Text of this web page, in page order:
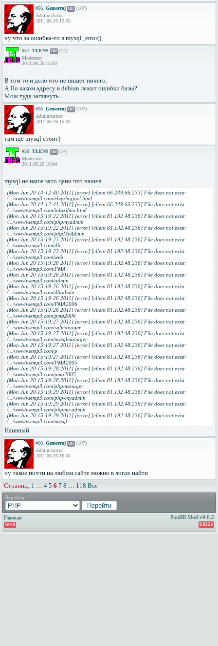
#56. Gemorroj Off (107)
Administrator
2011.06.26 15:03
ну что за ошибка-то в mysql_error()
#57. TLENS Off (14)
Moderator
2011.06.26 15:03
В том то и дело что не пишет ничего.
А По каком адресу в debian лежат ошибки базы?
Мож туда заглянуть
#58. Gemorroj Off (107)
Administrator
2011.06.26 15:03
там где mysql стоит)
#59. TLENS Off (14)
Moderator
2011.06.26 16:04
mysql не наше зато цени что нашел
[Mon Jun 20 14:12:40 2011] [error] [client 66.249.66.233] File does not exist:
/.../www/vsemp3.com/rkzyzlngjovl.html
[Mon Jun 20 14:12:41 2011] [error] [client 66.249.66.233] File does not exist:
/.../www/vsemp3.com/iolqxifmu.html
[Mon Jun 20 15:19:22 2011] [error] [client 81.192.48.236] File does not exist:
/.../www/vsemp3.com/phpmyadmin
[Mon Jun 20 15:19:22 2011] [error] [client 81.192.48.236] File does not exist:
/.../www/vsemp3.com/phpMyAdmin
[Mon Jun 20 15:19:23 2011] [error] [client 81.192.48.236] File does not exist:
/.../www/vsemp3.com/db
[Mon Jun 20 15:19:23 2011] [error] [client 81.192.48.236] File does not exist:
/.../www/vsemp3.com/web
[Mon Jun 20 15:19:26 2011] [error] [client 81.192.48.236] File does not exist:
/.../www/vsemp3.com/PMA
[Mon Jun 20 15:19:26 2011] [error] [client 81.192.48.236] File does not exist:
/.../www/vsemp3.com/admin
[Mon Jun 20 15:19:26 2011] [error] [client 81.192.48.236] File does not exist:
/.../www/vsemp3.com/dbadmin
[Mon Jun 20 15:19:26 2011] [error] [client 81.192.48.236] File does not exist:
/.../www/vsemp3.com/PMA2006
[Mon Jun 20 15:19:26 2011] [error] [client 81.192.48.236] File does not exist:
/.../www/vsemp3.com/pma2006
[Mon Jun 20 15:19:27 2011] [error] [client 81.192.48.236] File does not exist:
/.../www/vsemp3.com/sqlmanager
[Mon Jun 20 15:19:27 2011] [error] [client 81.192.48.236] File does not exist:
/.../www/vsemp3.com/mysqlmanager
[Mon Jun 20 15:19:27 2011] [error] [client 81.192.48.236] File does not exist:
/.../www/vsemp3.com/p
[Mon Jun 20 15:19:27 2011] [error] [client 81.192.48.236] File does not exist:
/.../www/vsemp3.com/PMA2005
[Mon Jun 20 15:19:28 2011] [error] [client 81.192.48.236] File does not exist:
/.../www/vsemp3.com/pma2005
[Mon Jun 20 15:19:28 2011] [error] [client 81.192.48.236] File does not exist:
/.../www/vsemp3.com/phpmanager
[Mon Jun 20 15:19:29 2011] [error] [client 81.192.48.236] File does not exist:
/.../www/vsemp3.com/php-myadmin
[Mon Jun 20 15:19:29 2011] [error] [client 81.192.48.236] File does not exist:
/.../www/vsemp3.com/phpmy-admin
[Mon Jun 20 15:19:29 2011] [error] [client 81.192.48.236] File does not exist:
/.../www/vsemp3.com/mysql
Наивный
#60. Gemorroj Off (107)
Administrator
2011.06.26 16:04
ну такое почти на любом сайте можно в логах найти
Страниц: 1 … 4 5 6 7 8 … 118 Все
Перейти
Главная
WEB
PunBB Mod v0.6.2
0.022 s